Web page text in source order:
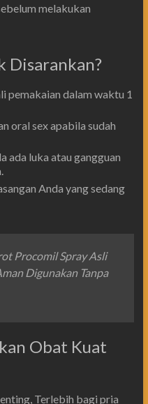
melakukan
Disarankan?
pemakaian dalam waktu 1
oral sex apabila sudah
ada luka atau gangguan
Anda yang sedang
Procomil Spray Asli
Digunakan Tanpa
Obat Kuat
Terlebih bagi pria